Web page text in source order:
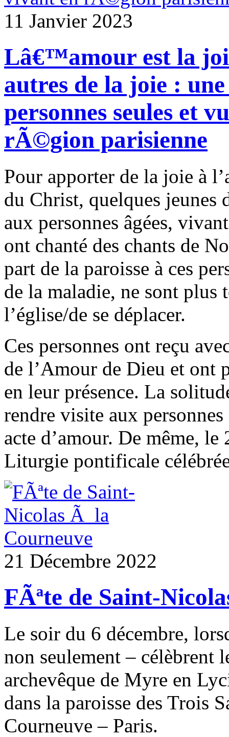
11 Janvier 2023
Lâ€™amour est la
autres de la joie :
personnes seules et
rÃ©gion parisienne
Pour apporter de la joie à
du Christ, quelques jeunes
aux personnes âgées,
ont chanté des chants de
part de la paroisse à ces
de la maladie, ne sont plus
l’église/de se déplacer.
Ces personnes ont reçu
de l’Amour de Dieu et ont
en leur présence. La
rendre visite aux personnes
acte d’amour. De même,
Liturgie pontificale
21 Décembre 2022
FÃªte de Saint-
Le soir du 6 décembre,
non seulement – célèbrent
archevêque de Myre en
dans la paroisse des Trois
Courneuve – Paris.